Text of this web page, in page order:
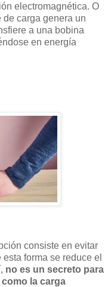
electromagnética. O
de carga genera un
a una bobina
en energía
consiste en evitar
forma se reduce el
no es un secreto para
la carga